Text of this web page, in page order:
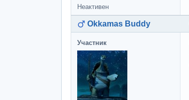
Неактивен
Okkamas Buddy
Участник